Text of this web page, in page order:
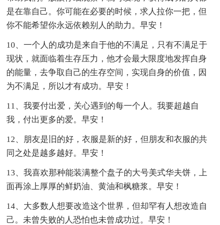
是在靠自己。你可能在必要的时候，求人拉你一把，但
你不能希望你永远依赖别人的助力。早安！
10、一个人的成功是来自于他的不满足，只有不满足于
现状，就面临着生存压力，他才会最大限度地发挥自身
的能量，去争取自己的生存空间，实现自身的价值，因
为不满足，所以才有成功。早安！
11、我要付出爱，关心遇到的每一个人。我要超越自
我，付出更多的爱。早安！
12、朋友是旧的好，衣服是新的好，但朋友和衣服的共
同之处是越多越好。早安！
13、我喜欢那种能装满整个盘子的大号美式华夫饼，上
面再涂上厚厚的鲜奶油、黄油和枫糖浆。早安！
14、大多数人想要改造这个世界，但却罕有人想改造自
己。未曾失败的人恐怕也未曾成功过。早安！